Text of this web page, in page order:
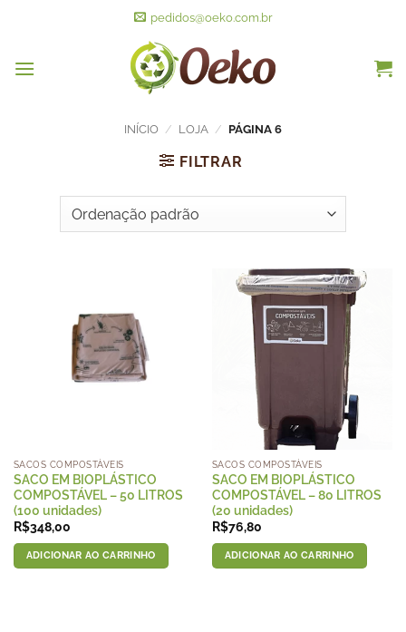
pedidos@oeko.com.br
INÍCIO / LOJA / PÁGINA 6
FILTRAR
SACOS COMPOSTÁVEIS
SACO EM BIOPLÁSTICO
COMPOSTÁVEL – 50 LITROS
(100 unidades)
R$348,00
ADICIONAR AO CARRINHO
SACOS COMPOSTÁVEIS
SACO EM BIOPLÁSTICO
COMPOSTÁVEL – 80 LITROS
(20 unidades)
R$76,80
ADICIONAR AO CARRINHO